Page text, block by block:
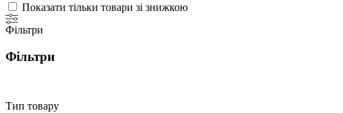
Показати тільки товари зі знижкою
Фільтри
Фільтри
Тип товару